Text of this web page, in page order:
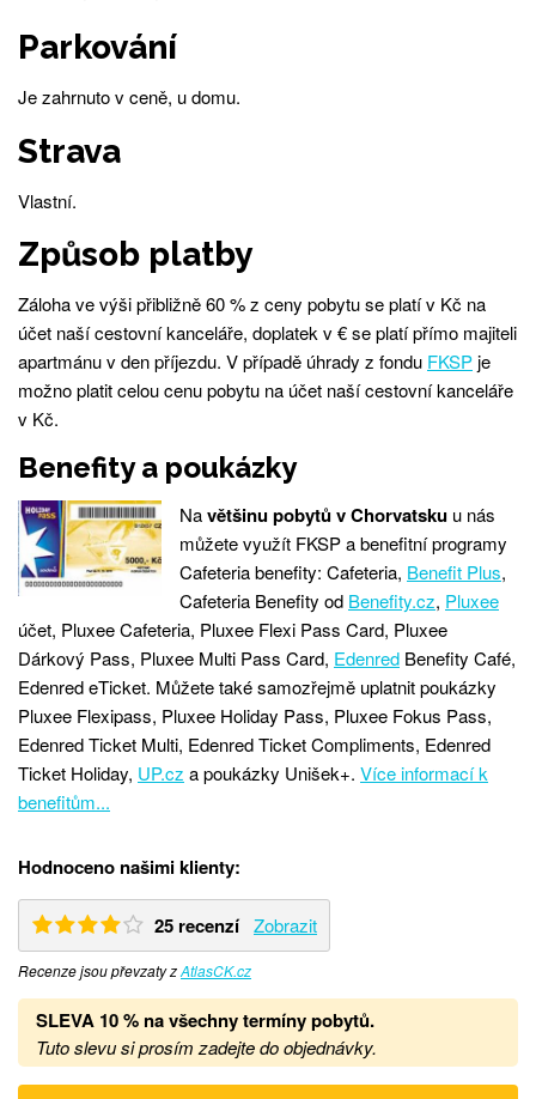
Parkování
Je zahrnuto v ceně, u domu.
Strava
Vlastní.
Způsob platby
Záloha ve výši přibližně 60 % z ceny pobytu se platí v Kč na
účet naší cestovní kanceláře, doplatek v € se platí přímo majiteli
apartmánu v den příjezdu. V případě úhrady z fondu FKSPje
možno platit celou cenu pobytu na účet naší cestovní kanceláře
v Kč.
Benefity a poukázky
Navětšinu pobytů v Chorvatsku u nás
můžete využít FKSP a benefitní programy
Cafeteria benefity: Cafeteria, Benefit Plus,
Cafeteria Benefity od Benefity.cz, Pluxee
účet, Pluxee Cafeteria, Pluxee Flexi Pass Card, Pluxee
Dárkový Pass, Pluxee Multi Pass Card, Edenred Benefity Café,
Edenred eTicket. Můžete také samozřejmě uplatnit poukázky
Pluxee Flexipass, Pluxee Holiday Pass, Pluxee Fokus Pass,
Edenred Ticket Multi, Edenred Ticket Compliments, Edenred
Ticket Holiday, UP.cz a poukázky Unišek+. Více informací k
benefitům...
Hodnoceno našimi klienty:
25 recenzí Zobrazit
Recenze jsou převzaty zAtlasCK.cz
SLEVA 10 % na všechny termíny pobytů.
Tuto slevu si prosím zadejte do objednávky.